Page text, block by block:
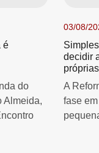
é
do
Almeida,
03/08/
decidir
próprias
A
fase